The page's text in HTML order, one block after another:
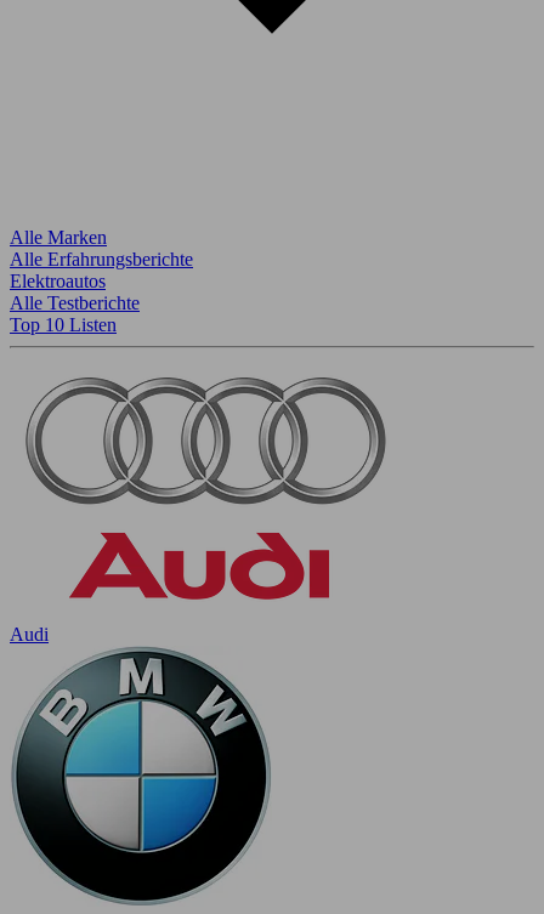
Alle Marken
Alle Erfahrungsberichte
Elektroautos
Alle Testberichte
Top 10 Listen
Audi